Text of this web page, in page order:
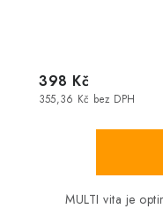
355,36 Kč bez DPH
398 Kč
MULTI vita je